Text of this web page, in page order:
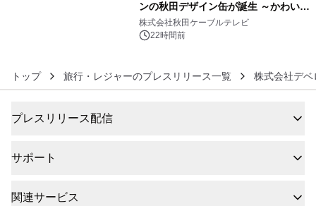
ンの秋田デザイン缶が誕生 ～かわいい
秋田犬の子犬と秋田の四季と名所を巡
るパッケージ～ 9月1日(火)秋田県内で
株式会社秋田ケーブルテレビ
22時間前
トップ 旅行・レジャーのプレスリリース一覧 株式会社デベ
プレスリリース配信
サポート
関連サービス